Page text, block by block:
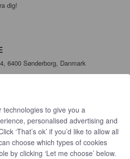
dig!
6400 Sønderborg, Danmark
o-l.dk
to give you a
personalised advertising and
‘That’s ok’ if you’d like to allow all
choose which types of cookies
by clicking ‘Let me choose’ below.